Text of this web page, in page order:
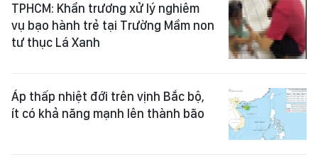
TPHCM: Khẩn trương xử lý nghiêm
vụ bạo hành trẻ tại Trường Mầm non
tư thục Lá Xanh
Áp thấp nhiệt đới trên vịnh Bắc bộ,
ít có khả năng mạnh lên thành bão